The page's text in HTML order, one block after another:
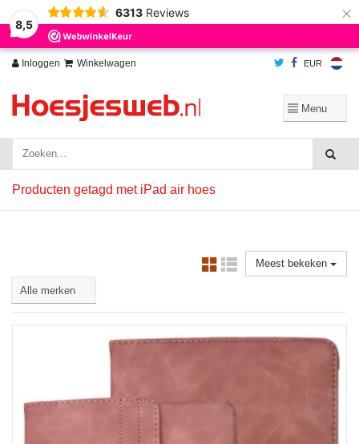
8,5
6313 Reviews ×
Inloggen Winkelwagen EUR
Producten getagd met iPad air hoes
Meest bekeken
Wij slaan cookies op om onze website te verbeteren. Is dat akkoord?
Ja
Nee